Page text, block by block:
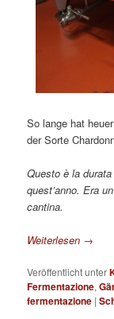
So lange hat
der Sorte
Questo è la
quest’anno. Era
cantina.
Weiterlesen →
Veröffentlicht unter
Fermentazione,
fermentazione |